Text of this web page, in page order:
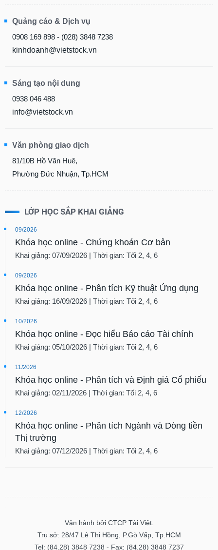
Quảng cáo & Dịch vụ
0908 169 898 - (028) 3848 7238
kinhdoanh@vietstock.vn
Sáng tạo nội dung
0938 046 488
info@vietstock.vn
Văn phòng giao dịch
81/10B Hồ Văn Huê,
Phường Đức Nhuận, Tp.HCM
LỚP HỌC SẮP KHAI GIẢNG
09/2026
Khóa học online - Chứng khoán Cơ bản
Khai giảng: 07/09/2026 | Thời gian: Tối 2, 4, 6
09/2026
Khóa học online - Phân tích Kỹ thuật Ứng dụng
Khai giảng: 16/09/2026 | Thời gian: Tối 2, 4, 6
10/2026
Khóa học online - Đọc hiểu Báo cáo Tài chính
Khai giảng: 05/10/2026 | Thời gian: Tối 2, 4, 6
11/2026
Khóa học online - Phân tích và Định giá Cổ phiếu
Khai giảng: 02/11/2026 | Thời gian: Tối 2, 4, 6
12/2026
Khóa học online - Phân tích Ngành và Dòng tiền
Thị trường
Khai giảng: 07/12/2026 | Thời gian: Tối 2, 4, 6
Vận hành bởi CTCP Tài Việt.
Trụ sở: 28/47 Lê Thị Hồng, P.Gò Vấp, Tp.HCM
Tel: (84.28) 3848 7238 - Fax: (84.28) 3848 7237